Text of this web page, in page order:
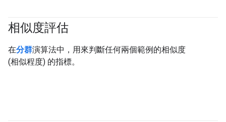
相似度評估
在分群演算法中，用來判斷任何兩個範例的相似度
(相似程度) 的指標。